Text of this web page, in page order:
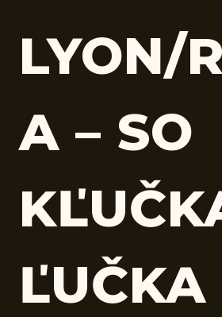
LYON/
A – SO
ĽUČKA